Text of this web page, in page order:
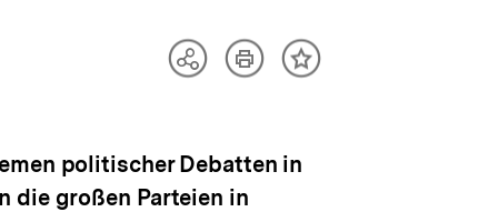
TeilenArtikelInhalt
politischer Debatten in
die großen Parteien in